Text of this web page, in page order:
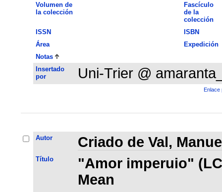
Volumen de
la colección
Fascículo
de la
colección
ISSN
ISBN
Área
Expedición
Notas
Insertado
por
Uni-Trier @
Enlace
Autor Criado de Val,
Título
"Amor imperuio"
Mean